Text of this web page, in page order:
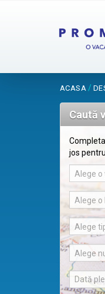
ACASA /
Caută
jos
Alege o
Alege o
Alege
Alege